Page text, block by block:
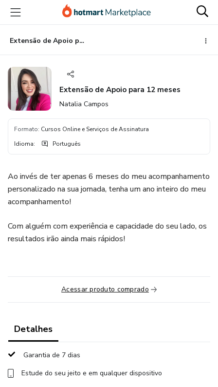
para
conteúdo
principal
para
pagamento
para
rodapé
Extensão de Apoio para 12 meses
Extensão de Apoio para 12 meses
Natalia Campos
Formato: Cursos Online e Serviços de Assinatura
Idioma: Português
Ao invés de ter apenas 6 meses do meu acompanhamento
personalizado na sua jornada, tenha um ano inteiro do meu
acompanhamento!
Com alguém com experiência e capacidade do seu lado, os
resultados irão ainda mais rápidos!
Acessar produto comprado
Detalhes
Garantia de 7 dias
Estude do seu jeito e em qualquer dispositivo